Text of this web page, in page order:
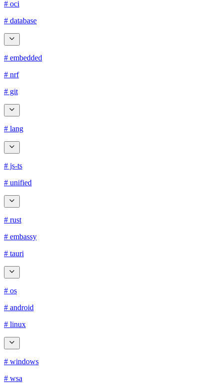
# oci
# database
# embedded
# nrf
# git
# lang
# js-ts
# unified
# rust
# embassy
# tauri
# os
# android
# linux
# windows
# wsa